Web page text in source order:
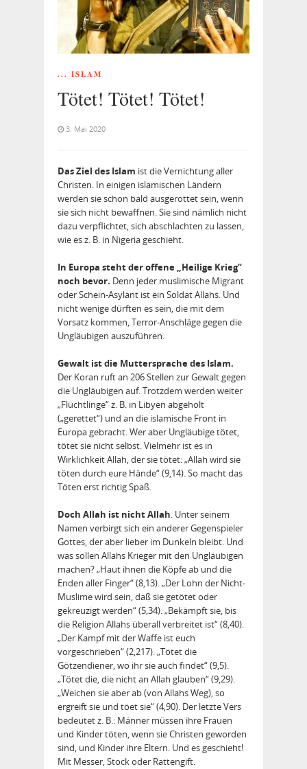
... ISLAM
Tötet! Tötet! Tötet!
3. Mai 2020
Das Ziel des Islam ist die Vernichtung aller
Christen. In einigen islamischen Ländern
werden sie schon bald ausgerottet sein, wenn
sie sich nicht bewaffnen. Sie sind nämlich nicht
dazu verpflichtet, sich abschlachten zu lassen,
wie es z. B. in Nigeria geschieht.
In Europa steht der offene „Heilige Krieg“
noch bevor. Denn jeder muslimische Migrant
oder Schein-Asylant ist ein Soldat Allahs. Und
nicht wenige dürften es sein, die mit dem
Vorsatz kommen, Terror-Anschläge gegen die
Ungläubigen auszuführen.
Gewalt ist die Muttersprache des Islam.
Der Koran ruft an 206 Stellen zur Gewalt gegen
die Ungläubigen auf. Trotzdem werden weiter
„Flüchtlinge“ z. B. in Libyen abgeholt
(„gerettet“) und an die islamische Front in
Europa gebracht. Wer aber Ungläubige tötet,
tötet sie nicht selbst. Vielmehr ist es in
Wirklichkeit Allah, der sie tötet: „Allah wird sie
töten durch eure Hände“ (9,14). So macht das
Töten erst richtig Spaß.
Doch Allah ist nicht Allah. Unter seinem
Namen verbirgt sich ein anderer Gegenspieler
Gottes, der aber lieber im Dunkeln bleibt. Und
was sollen Allahs Krieger mit den Ungläubigen
machen? „Haut ihnen die Köpfe ab und die
Enden aller Finger“ (8,13). „Der Lohn der Nicht-
Muslime wird sein, daß sie getötet oder
gekreuzigt werden“ (5,34). „Bekämpft sie, bis
die Religion Allahs überall verbreitet ist“ (8,40).
„Der Kampf mit der Waffe ist euch
vorgeschrieben“ (2,217). „Tötet die
Götzendiener, wo ihr sie auch findet“ (9,5).
„Tötet die, die nicht an Allah glauben“ (9,29).
„Weichen sie aber ab (von Allahs Weg), so
ergreift sie und töet sie“ (4,90). Der letzte Vers
bedeutet z. B.: Männer müssen ihre Frauen
und Kinder töten, wenn sie Christen geworden
sind, und Kinder ihre Eltern. Und es geschieht!
Mit Messer, Stock oder Rattengift.